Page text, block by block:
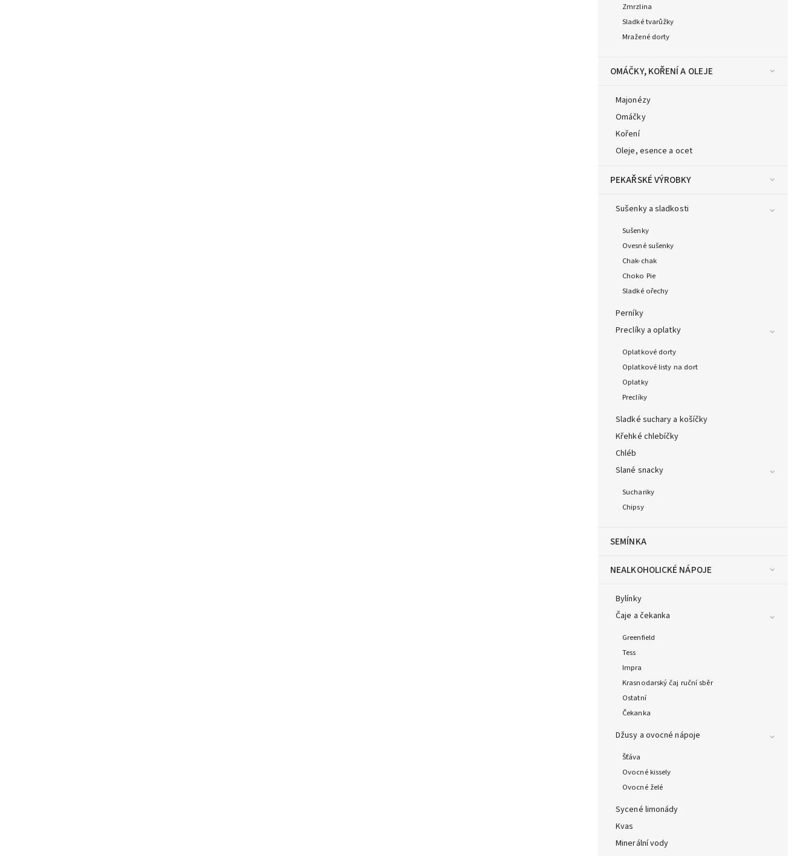
Zmrzlina
Sladké tvarůžky
Mražené dorty
OMÁČKY, KOŘENÍ A OLEJE
Majonézy
Omáčky
Koření
Oleje, esence a ocet
PEKAŘSKÉ VÝROBKY
Sušenky a sladkosti
Sušenky
Ovesné sušenky
Chak-chak
Choko Pie
Sladké ořechy
Perníky
Preclíky a oplatky
Oplatkové dorty
Oplatkové listy na dort
Oplatky
Preclíky
Sladké suchary a košíčky
Křehké chlebíčky
Chléb
Slané snacky
Suchariky
Chipsy
SEMÍNKA
NEALKOHOLICKÉ NÁPOJE
Bylínky
Čaje a čekanka
Greenfield
Tess
Impra
Krasnodarský čaj ruční sběr
Ostatní
Čekanka
Džusy a ovocné nápoje
Šťáva
Ovocné kissely
Ovocné želé
Sycené limonády
Kvas
Minerální vody